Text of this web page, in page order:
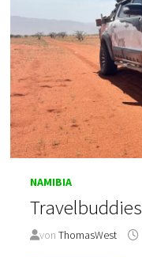
NAMIBIA
Travelbuddies
vonThomasWest